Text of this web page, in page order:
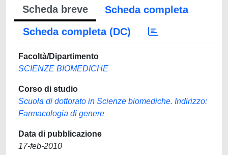
Scheda breve
Scheda completa
Scheda completa (DC)
Facoltà/Dipartimento
SCIENZE BIOMEDICHE
Corso di studio
Scuola di dottorato in Scienze biomediche. Indirizzo:
Farmacologia di genere
Data di pubblicazione
17-feb-2010